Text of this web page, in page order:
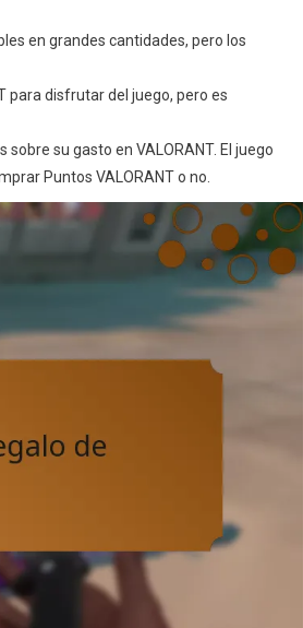
en grandes cantidades, pero los
para disfrutar del juego, pero es
su gasto en VALORANT. El juego
Puntos VALORANT o no.